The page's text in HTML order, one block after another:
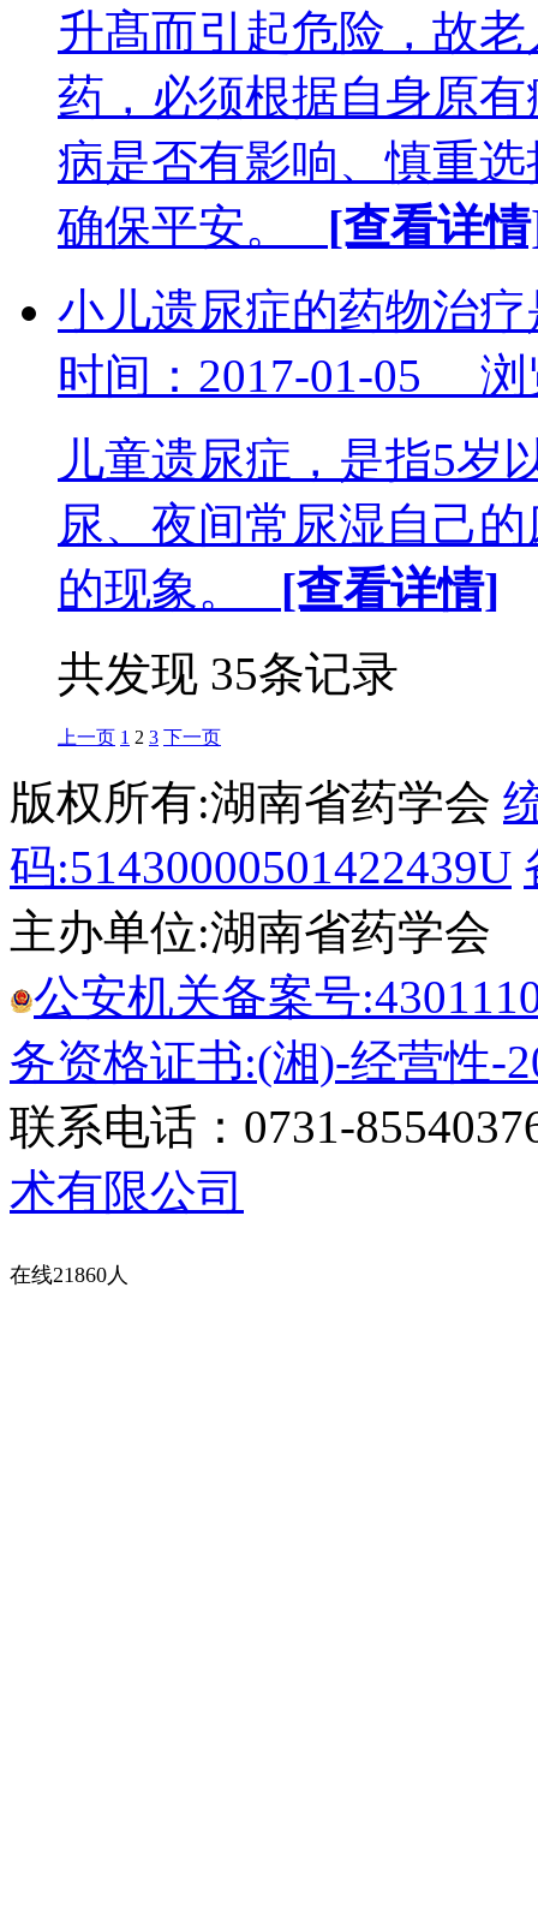
升髙而引起危险，故
药，必须根据自身原
病是否有影响、慎重
确保平安。 [查看详
小儿遗尿症的药物治
时间：2017-01-05 浏
儿童遗尿症，是指5岁
尿、夜间常尿湿自己
的现象。 [查看详情]
共发现 35条记录
上一页 1 2 3 下一页
版权所有:湖南省药学会
码:51430000501422439U
主办单位:湖南省药学会
公安机关备案号
务资格证书:(湘)-经营性-
联系电话：0731-
术有限公司
在线21860人